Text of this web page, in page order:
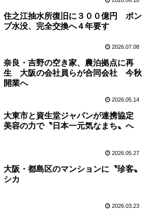
住之江抽水所復旧に３００億円 ポン
プ水没、完全交換へ４年要す
2026.07.08
奈良・吉野の空き家、農泊拠点に再
生 大阪の会社員らが合同会社 今秋
開業へ
2026.05.14
大東市と資生堂ジャパンが連携協定
美容の力で〝日本一元気なまち〟へ
2026.05.27
大阪・都島区のマンションに〝珍客〟
シカ
2026.03.23